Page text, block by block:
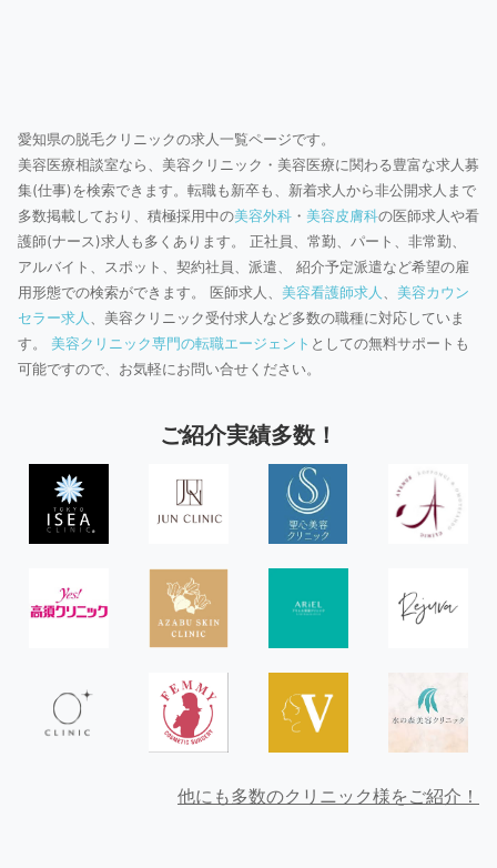
愛知県の脱毛クリニックの求人一覧ページです。
美容医療相談室なら、美容クリニック・美容医療に関わる豊富な求人募
集(仕事)を検索できます。転職も新卒も、新着求人から非公開求人まで
多数掲載しており、積極採用中の美容外科 ・ 美容皮膚科の医師求人や看
護師(ナース)求人も多くあります。 正社員、常勤、パート、非常勤、
アルバイト、スポット、契約社員、派遣、 紹介予定派遣など希望の雇
用形態での検索ができます。 医師求人、 美容看護師求人
美容カウン
セラー求人
、美容クリニック受付求人など多数の職種に対応していま
す。 美容クリニック専門の転職エージェント としての無料サポートも
可能ですので、お気軽にお問い合せください。
ご紹介実績多数！
他にも多数のクリニック様をご紹介！